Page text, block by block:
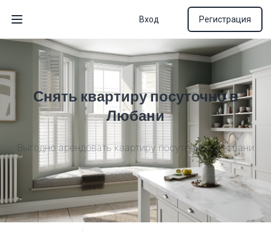
Открыть меню
Вход Регистрация
Снять квартиру посуточно в
Любани
Выгодно арендовать квартиру посуточно в Любани